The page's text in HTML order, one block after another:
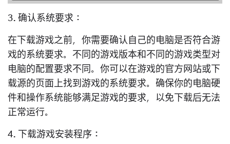
3. 确认系统要求：
在下载游戏之前，你需要确认自己的电脑是否符合游
戏的系统要求。不同的游戏版本和不同的游戏类型对
电脑的配置要求不同。你可以在游戏的官方网站或下
载源的页面上找到游戏的系统要求。确保你的电脑硬
件和操作系统能够满足游戏的要求，以免下载后无法
正常运行。
4. 下载游戏安装程序：